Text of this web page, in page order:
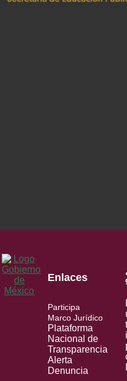
Enlaces
Participa
Marco Jurídico
Plataforma
Nacional de
Transparencia
Alerta
Denuncia